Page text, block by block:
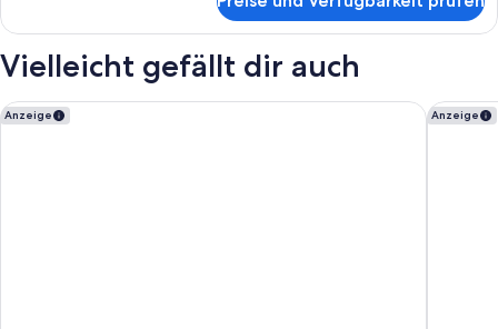
ONE
Vielleicht gefällt dir auch
Anzeige
Barceló Tenerife Anzeige
Hotel